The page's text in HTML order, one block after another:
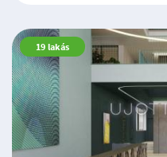
19 lakás